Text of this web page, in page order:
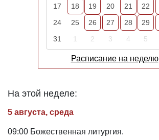
17
18 19 20 21 22
24
25 26 27 28 29
31
1 2 3 4 5
Расписание на неделю
На этой неделе:
5 августа, среда
09:00 Божественная литургия.